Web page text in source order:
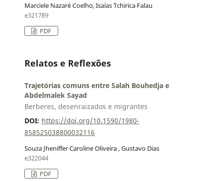
Marciele Nazaré Coelho, Isaías Tchirica Falau
e321789
PDF
Relatos e Reflexões
Trajetórias comuns entre Salah Bouhedja e
Abdelmalek Sayad
Berberes, desenraizados e migrantes
DOI: https://doi.org/10.1590/1980-
858525038800032116
Souza Jheniffer Caroline Oliveira , Gustavo Dias
e322044
PDF